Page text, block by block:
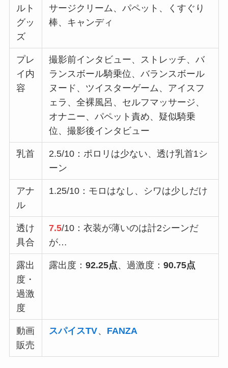
ルト
グッ
ズ
サージクリーム、パペット、くすぐり
棒、キャンディ
プレ
イ内
容
撮影前インタビュー、ストレッチ、バ
ランスボール騎乗位、バランスボール
ヌード、ツイスターゲーム、アイスフ
ェラ、全裸風呂、セルフマッサージ、
オナニー、パペット責め、疑似騎乗
位、撮影後インタビュー
乳首
2.5/10：ポロリは少ない、透け乳首1シ
ーン
アナ
ル
1.25/10：モロはなし、シワは少しだけ
透け
具合
7.5/10：衣装が薄いのは計2シーンだ
が…
露出
度・
過激
度
露出度：92.25点、過激度：90.75点
動画
販売
スパイスTV、 FANZA